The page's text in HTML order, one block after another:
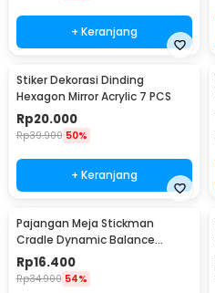
+ Keranjang
Stiker Dekorasi Dinding
Hexagon Mirror Acrylic 7 PCS
Rp20.000
Rp39.900 50%
+ Keranjang
Pajangan Meja Stickman
Cradle Dynamic Balance
Instrument Ball Pendulum
Rp16.400
Rp34.900 54%